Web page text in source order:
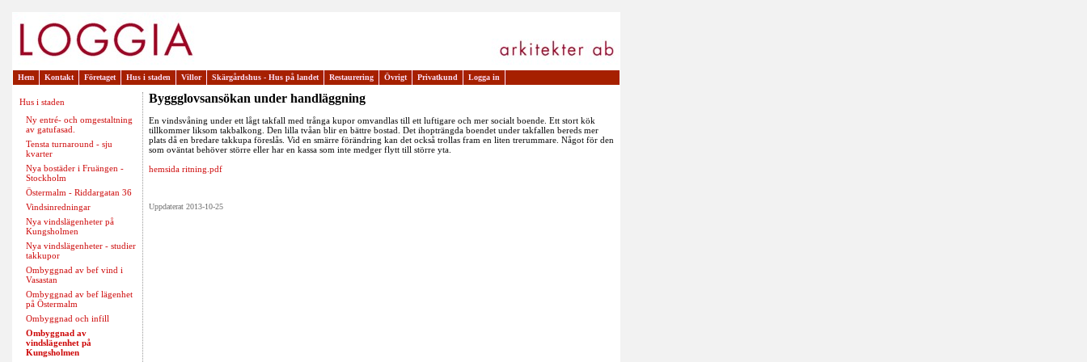
Hem Kontakt Företaget Hus i staden Villor Skärgårdshus - Hus på landet Restaurering Övrigt Privatkund Logga in
Hus i staden
Ny entré- och omgestaltning
av gatufasad.
Tensta turnaround - sju
kvarter
Nya bostäder i Fruängen -
Stockholm
Östermalm - Riddargatan 36
Vindsinredningar
Nya vindslägenheter på
Kungsholmen
Nya vindslägenheter - studier
takkupor
Ombyggnad av bef vind i
Vasastan
Ombyggnad av bef lägenhet
på Östermalm
Ombyggnad och infill
Ombyggnad av
vindslägenhet på
Kungsholmen
Byggglovsansökan under handläggning
En vindsvåning under ett lågt takfall med trånga kupor omvandlas till ett luftigare och mer socialt boende. Ett stort kök
tillkommer liksom takbalkong. Den lilla tvåan blir en bättre bostad. Det ihopträngda boendet under takfallen bereds mer
plats då en bredare takkupa föreslås. Vid en smärre förändring kan det också trollas fram en liten trerummare. Något för den
som oväntat behöver större eller har en kassa som inte medger flytt till större yta.
hemsida ritning.pdf
Uppdaterat 2013-10-25